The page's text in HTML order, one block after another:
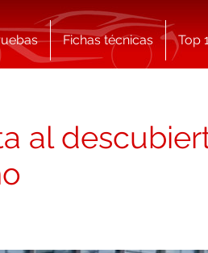
Fichas técnicas Top
al